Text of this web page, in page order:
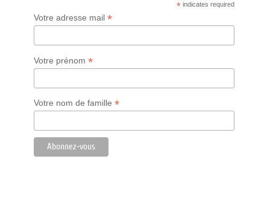
* indicates required
Votre adresse mail *
Votre prénom *
Votre nom de famille *